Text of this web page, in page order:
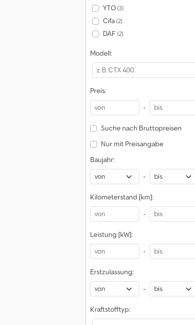
YTO(3)
Cifa(2)
DAF (2)
Modell:
Preis:
-
Suche nach Bruttopreisen
Nur mit Preisangabe
Baujahr:
-
Kilometerstand [km]:
-
Leistung [kW]:
-
Erstzulassung:
-
Kraftstofftyp: